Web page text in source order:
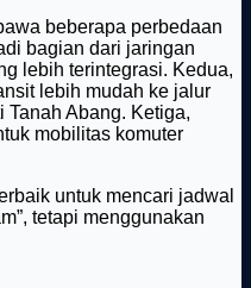
beberapa perbedaan
bagian dari jaringan
lebih terintegrasi. Kedua,
lebih mudah ke jalur
Tanah Abang. Ketiga,
mobilitas komuter
untuk mencari jadwal
tetapi menggunakan